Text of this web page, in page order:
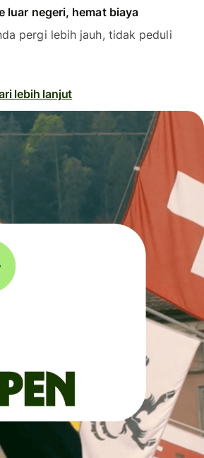
luar negeri, hemat biaya
pergi lebih jauh, tidak peduli
lebih lanjut